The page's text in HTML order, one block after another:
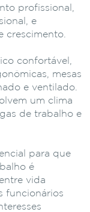
profissional,
e
crescimento.
confortável,
mesas
e ventilado.
um clima
de trabalho e
para que
é
vida
funcionários